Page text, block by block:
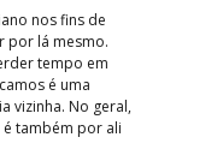
nos fins de
por lá mesmo.
tempo em
é uma
vizinha. No geral,
também por ali